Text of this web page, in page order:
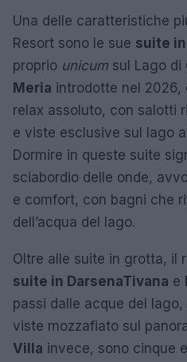
Una delle caratteristiche
Resort sono le sue suite
proprio unicum sul Lago di
Meria introdotte nel 2026,
relax assoluto, con salotti
e viste esclusive sul lago
Dormire in queste suite
sciabordio delle onde,
e comfort, con bagni che
dell’acqua del lago.
Oltre alle suite in grotta, il
suite in DarsenaTivana e
passi dalle acque del
viste mozzafiato sul
Villa invece, sono cinque